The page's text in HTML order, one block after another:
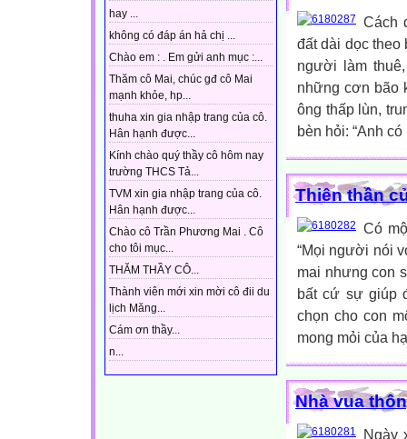
hay ...
không có đáp án hả chị ...
Chào em : . Em gửi anh mục :...
Thăm cô Mai, chúc gđ cô Mai
mạnh khỏe, hp...
thuha xin gia nhập trang của cô.
Hân hạnh được...
Kính chào quý thầy cô hôm nay
trường THCS Tả...
TVM xin gia nhập trang của cô.
Hân hạnh được...
Chào cô Trần Phương Mai . Cô
cho tôi mục...
THĂM THẦY CÔ...
Thành viên mới xin mời cô đii du
lịch Măng...
Cám ơn thầy...
n...
Cách
đất dài dọc
người làm
những cơn bão
ông thấp lùn,
bèn hỏi: “Anh
Thiên thần
Có
“Mọi người nói
mai nhưng con
bất cứ sự giúp
chọn cho con
mong mỏi của
Nhà vua
Ngày